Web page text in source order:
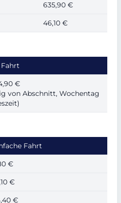
635,90 €
46,10 €
€
von Abschnitt, Wochentag
Fahrt
€
€
€